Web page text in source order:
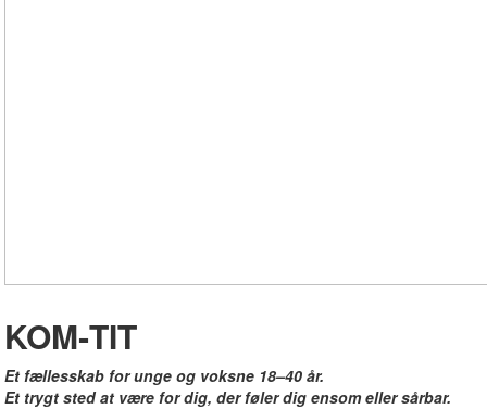
KOM‑TIT
Et fællesskab for unge og voksne 18–40 år.
Et trygt sted at være for dig, der føler dig ensom eller sårbar.